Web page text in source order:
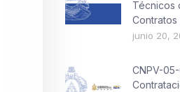
Técnicos
Contratos
junio 20,
CNPV-